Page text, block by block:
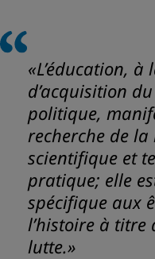
«L’éducation,
d’acquisition
politique,
recherche de
scientifique et
pratique; elle
spécifique aux
l’histoire à titre
lutte.»